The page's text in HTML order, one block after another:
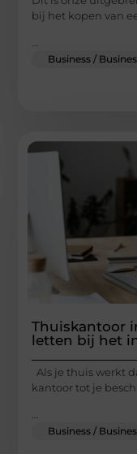
bij het kopen van
Business /
Thuiskantoor
letten bij het
Als je thuis werkt
kantoor tot je
...
Business /